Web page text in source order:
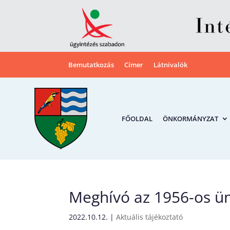
Bemutatkozás Címer Látnivalók
FŐOLDAL ÖNKORMÁNYZAT
Meghívó az 1956-os
2022.10.12. |Aktuális tájékoztató